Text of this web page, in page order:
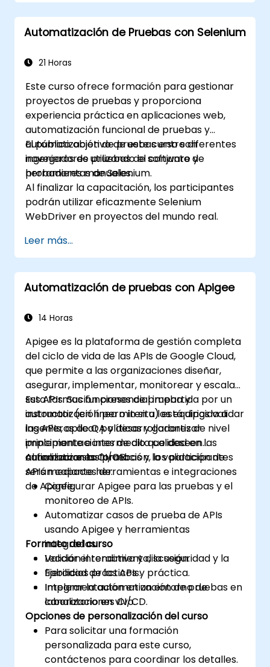
Automatización de Pruebas con Selenium
21 Horas
Este curso ofrece formación para gestionar
proyectos de pruebas y proporciona
experiencia práctica en aplicaciones web,
automatización funcional de pruebas y
automatización de pruebas entre diferentes
navegadores utilizando el conjunto de
herramientas de Selenium.
El público objetivo de este curso son
ingenieros de pruebas de software y
probadores manuales.
Al finalizar la capacitación, los participantes
podrán utilizar eficazmente Selenium
WebDriver en proyectos del mundo real.
Leer más...
Automatización de pruebas con Apigee
14 Horas
Apigee es la plataforma de gestión completa
del ciclo de vida de las APIs de Google Cloud,
que permite a las organizaciones diseñar,
asegurar, implementar, monitorear y escalar
sus APIs. Sus funciones de prueba y
automatización permiten a los equipos validar
las APIs, aplicar políticas y garantizar
implementaciones de alta calidad en las
canalizaciones CI/CD.
Esta formación presencial impartida por un
instructor (en línea o in situ) está dirigida a
ingenieros de QA y desarrolladores de nivel
principiante e intermedio que deseen
automatizar las pruebas y la validación de
APIs mediante herramientas e integraciones
de Apigee.
Al finalizar esta formación, los participantes
serán capaces de:
Configurar Apigee para las pruebas y el
monitoreo de APIs.
Automatizar casos de prueba de APIs
usando Apigee y herramientas
integradas.
Validar el rendimiento, la seguridad y la
fiabilidad de las APIs.
Integrar la automatización de pruebas en
canalizaciones CI/CD.
Formato del curso
Lección interactiva y discusión.
Ejercicios prácticos y práctica.
Implementación en un entorno de
laboratorio en vivo.
Opciones de personalización del curso
Para solicitar una formación
personalizada para este curso,
contáctenos para coordinar los detalles.